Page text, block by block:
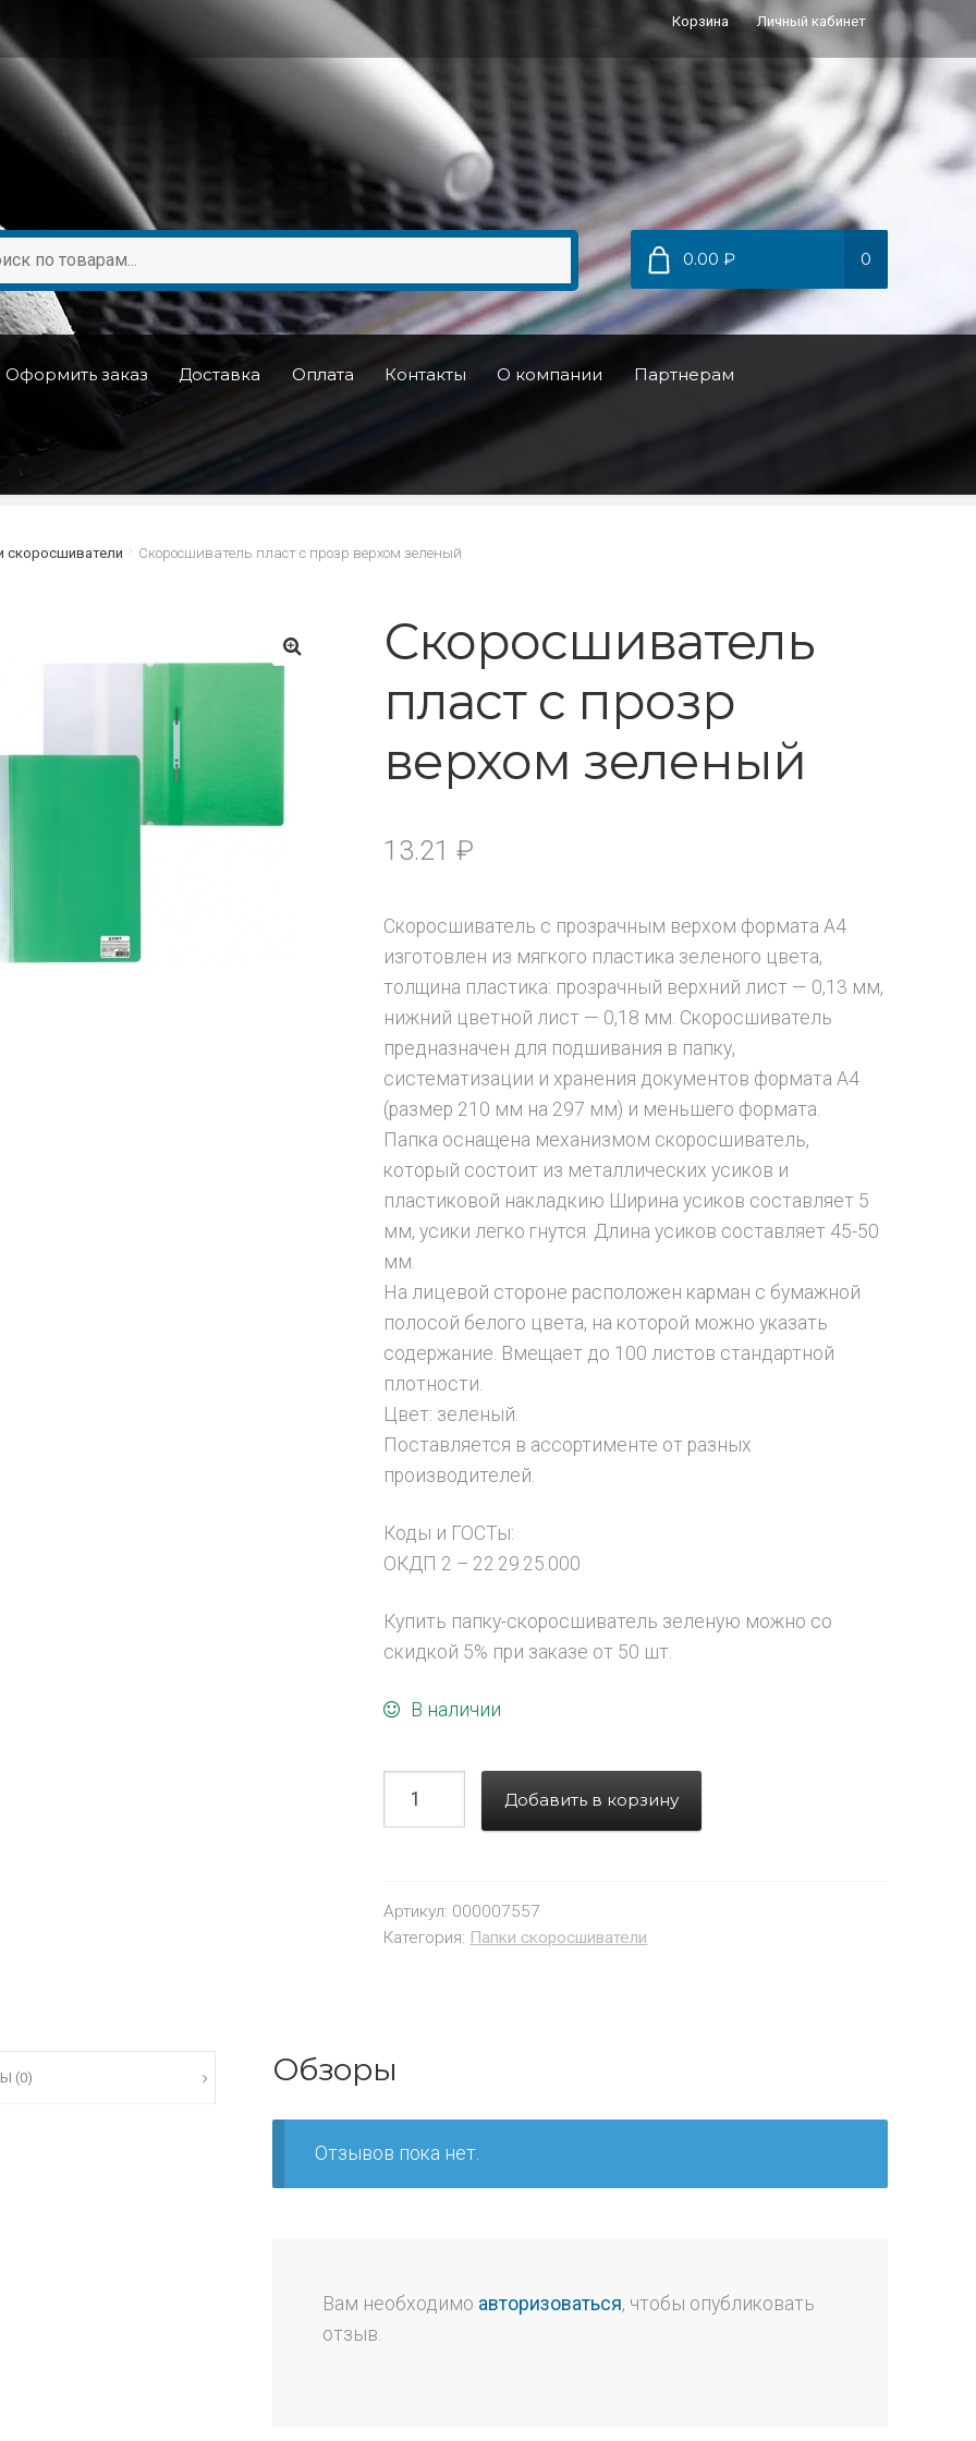
Корзина Личный кабинет
0.00 ₽ 0
Оформить заказ Доставка Оплата Контакты О компании Партнерам
скоросшиватели Скоросшиватель пласт с прозр верхом зеленый
Скоросшиватель
пласт с прозр
верхом зеленый
13.21₽
Скоросшиватель с прозрачным верхом формата А4
изготовлен из мягкого пластика зеленого цвета,
толщина пластика: прозрачный верхний лист — 0,13 мм,
нижний цветной лист — 0,18 мм. Скоросшиватель
предназначен для подшивания в папку,
систематизации и хранения документов формата А4
(размер 210 мм на 297 мм) и меньшего формата.
Папка оснащена механизмом скоросшиватель,
который состоит из металлических усиков и
пластиковой накладкию Ширина усиков составляет 5
мм, усики легко гнутся. Длина усиков составляет 45-50
мм.
На лицевой стороне расположен карман с бумажной
полосой белого цвета, на которой можно указать
содержание. Вмещает до 100 листов стандартной
плотности.
Цвет: зеленый.
Поставляется в ассортименте от разных
производителей.
Коды и ГОСТы:
ОКДП 2 – 22.29.25.000
Купить папку-скоросшиватель зеленую можно со
скидкой 5% при заказе от 50 шт.
В наличии
Добавить в корзину
Артикул: 000007557
Категория: Папки скоросшиватели
(0) Обзоры
Отзывов пока нет.
Вам необходимо авторизоваться, чтобы опубликовать
отзыв.